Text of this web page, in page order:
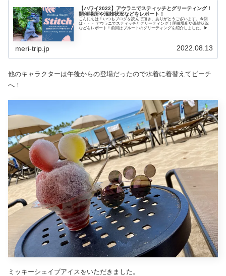
【ハワイ2022】アウラニでスティッチとグリーティング！
開催場所や混雑状況などをレポート！
こんにちは！いつもブログを読んで頂き、ありがとうございます。今回
は・・・ アウラニでスティッチとグリーティング！開催場所や混雑状況
などをレポート！前回はプルートのグリーティングを紹介しました。▶
meri-trip.jp 2022.08.13
他のキャラクターは午後からの登場だったので水着に着替えてビーチ
へ！
ミッキーシェイブアイスをいただきました。